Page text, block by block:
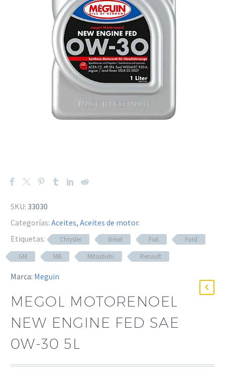
SKU: 33030
Categorías: Aceites, Aceites de motor.
Etiquetas:
Chrysler diésel Fiat
Ford
GM
MB Mitsubishi Renault
Marca: Meguin
MEGOL MOTO­RE­NOEL
NEW ENGINE FED SAE
0W-30 5L